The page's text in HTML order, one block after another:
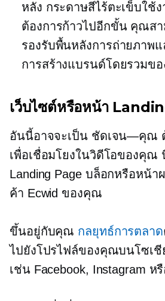
หลัง กระดาษสีไร้ตะเข็บใช้
ต้องการก้าวไปอีกขั้น คุณส
รองรับพื้นหลังการถ่ายภาพ
การสร้างแบรนด์โดยรวมข
เว็บไซต์หรือหน้า
อันนี้อาจจะเป็น ชัดเจน—คุณ
เพื่อเชื่อมโยงในวิดีโอของคุณ
Landing Page บล็อกหรือหน้
ค้า Ecwid ของคุณ
ขึ้นอยู่กับคุณ กลยุทธ์การตลาด
ไปยังโปรไฟล์ของคุณบนโซเชี
เช่น Facebook, Instagram ห